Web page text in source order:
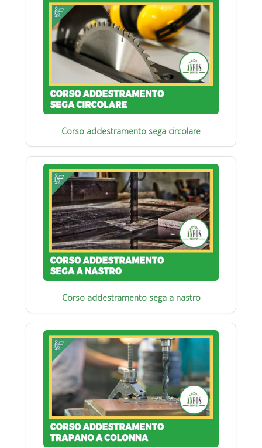
Corso addestramento sega circolare
Corso addestramento sega a nastro